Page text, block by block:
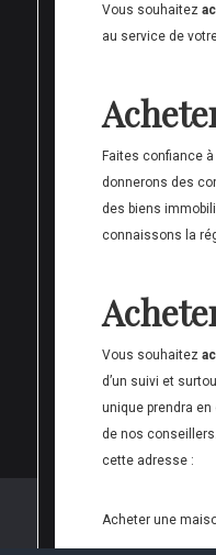
Vous souhaitez
au service de
Faites confiance
donnerons des
des biens
connaissons la
Vous souhaitez
d’un suivi et
unique prendra
de nos
cette adresse :
Acheter une